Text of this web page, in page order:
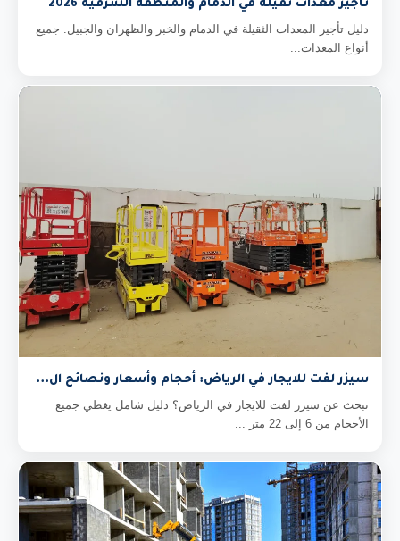
تأجير معدات ثقيلة في الدمام والمنطقة الشرقية 2026
دليل تأجير المعدات الثقيلة في الدمام والخبر والظهران والجبيل. جميع
أنواع المعدات...
سيزر لفت للايجار في الرياض: أحجام وأسعار ونصائح ال...
تبحث عن سيزر لفت للايجار في الرياض؟ دليل شامل يغطي جميع
الأحجام من 6 إلى 22 متر ...